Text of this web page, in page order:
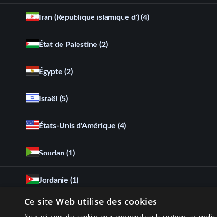
Iran (République islamique d') (4)
État de Palestine (2)
Égypte (2)
Israël (5)
États-Unis d'Amérique (4)
Soudan (1)
Jordanie (1)
Royaume-Uni de Grande-Bretagne et d'Irlande du
Ce site Web utilise des cookies